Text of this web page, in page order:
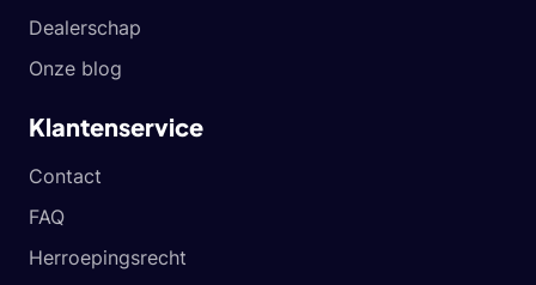
Dealerschap
Onze blog
Klantenservice
Contact
FAQ
Herroepingsrecht